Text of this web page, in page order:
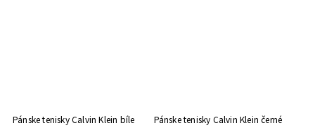
Pánske tenisky Calvin Klein bíle Pánske tenisky Calvin Klein černé